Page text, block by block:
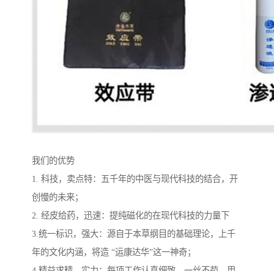
我们的优势
1. 科技，卖点特：五千年的中医与现代科技的结合，开
创慢的未来；
2. 经皮给药，迅速：提纯磁化的在现代科技的力量下
3.统一标识，强大：源自于本草纲目的基础理论，上千
年的文化内涵，将造 “运康达华”这一神奇；